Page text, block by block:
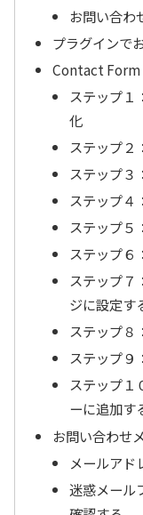
お問い合わ
プラグインで
Contact Form
ステップ１
化
ステップ２
ステップ３
ステップ４
ステップ５
ステップ６
ステップ７
ジに設定す
ステップ８
ステップ９
ステップ１
ーに追加す
お問い合わせ
メールアド
迷惑メール